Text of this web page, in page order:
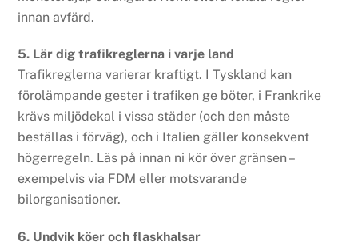
innan avfärd.
5. Lär dig trafikreglerna i varje land
Trafikreglerna varierar kraftigt. I Tyskland kan
förolämpande gester i trafiken ge böter, i Frankrike
krävs miljödekal i vissa städer (och den måste
beställas i förväg), och i Italien gäller konsekvent
högerregeln. Läs på innan ni kör över gränsen –
exempelvis via FDM eller motsvarande
bilorganisationer.
6. Undvik köer och flaskhalsar